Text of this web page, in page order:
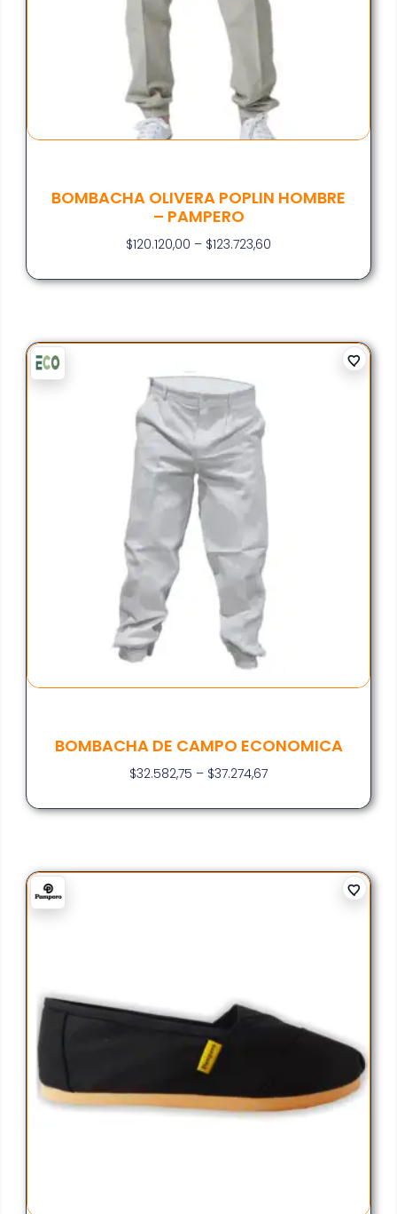
BOMBACHA OLIVERA POPLIN HOMBRE
– PAMPERO
$120.120,00 – $123.723,60
BOMBACHA DE CAMPO ECONOMICA
$32.582,75 – $37.274,67